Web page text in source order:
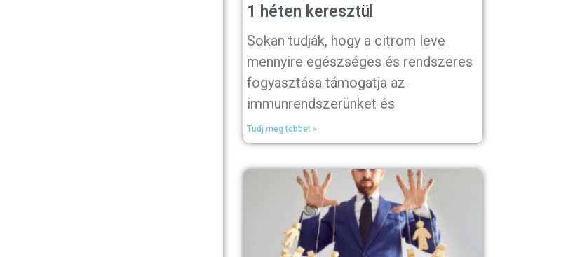
1 héten keresztül
Sokan tudják, hogy a citrom leve
mennyire egészséges és rendszeres
fogyasztása támogatja az
immunrendszerünket és
Tudj meg többet »